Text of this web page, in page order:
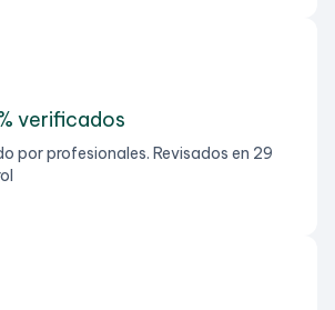
verificados
por profesionales. Revisados en 29